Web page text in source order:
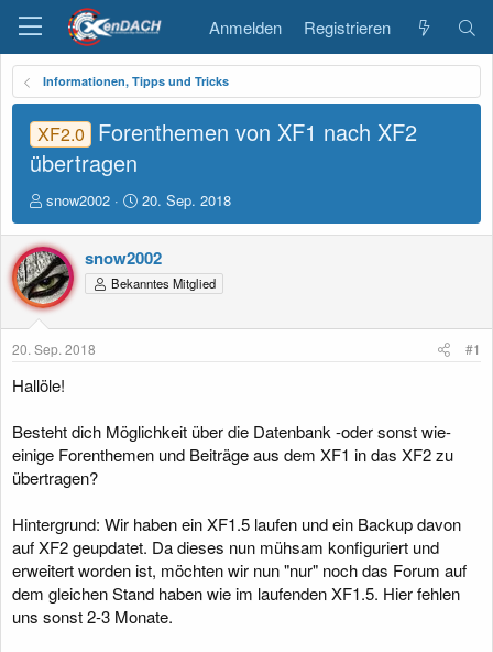
Anmelden Registrieren
Informationen, Tipps und Tricks
XF2.0
Forenthemen von XF1 nach XF2
übertragen
E
r
s
t
e
l
l
r
snow2002
E
r
s
t
e
l
20. Sep. 2018
snow2002
Bekanntes Mitglied
20. Sep. 2018 #1
Hallöle!
Besteht dich Möglichkeit über die Datenbank -oder sonst wie-
einige Forenthemen und Beiträge aus dem XF1 in das XF2 zu
übertragen?
Hintergrund: Wir haben ein XF1.5 laufen und ein Backup davon
auf XF2 geupdatet. Da dieses nun mühsam konfiguriert und
erweitert worden ist, möchten wir nun "nur" noch das Forum auf
dem gleichen Stand haben wie im laufenden XF1.5. Hier fehlen
uns sonst 2-3 Monate.